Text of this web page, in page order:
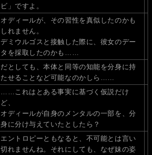
ビ」ですよ。
オディールが、その習性を真似したのかも
しれません。
デミウルゴスと接触した際に、彼女のデー
タを採取したのかも……
だとしても、本体と同等の知能を分身に持
たせることなど可能なのかしら……
……これはとある事実に基づく仮説だけ
ど、
オディールが自身のメンタルの一部を、分
身に分け与えていたとしたら？
エントロピーともなると、不可能とは言い
切れませんね。それにしても、なぜ妹の姿